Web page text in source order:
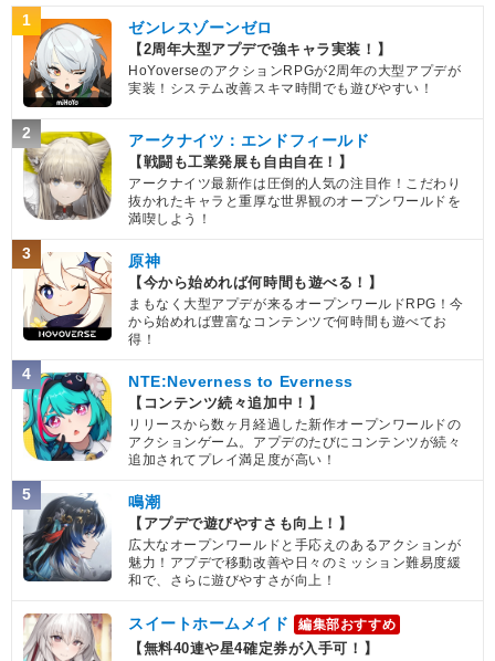
1 ゼンレスゾーンゼロ
【2周年大型アプデで強キャラ実装！】
HoYoverseのアクションRPGが2周年の大型アプデが
実装！システム改善スキマ時間でも遊びやすい！
2 アークナイツ：エンドフィールド
【戦闘も工業発展も自由自在！】
アークナイツ最新作は圧倒的人気の注目作！こだわり
抜かれたキャラと重厚な世界観のオープンワールドを
満喫しよう！
3 原神
【今から始めれば何時間も遊べる！】
まもなく大型アプデが来るオープンワールドRPG！今
から始めれば豊富なコンテンツで何時間も遊べてお
得！
4 NTE:Neverness to Everness
【コンテンツ続々追加中！】
リリースから数ヶ月経過した新作オープンワールドの
アクションゲーム。アプデのたびにコンテンツが続々
追加されてプレイ満足度が高い！
5 鳴潮
【アプデで遊びやすさも向上！】
広大なオープンワールドと手応えのあるアクションが
魅力！アプデで移動改善や日々のミッション難易度緩
和で、さらに遊びやすさが向上！
スイートホームメイド 編集部おすすめ
【無料40連や星4確定券が入手可！】